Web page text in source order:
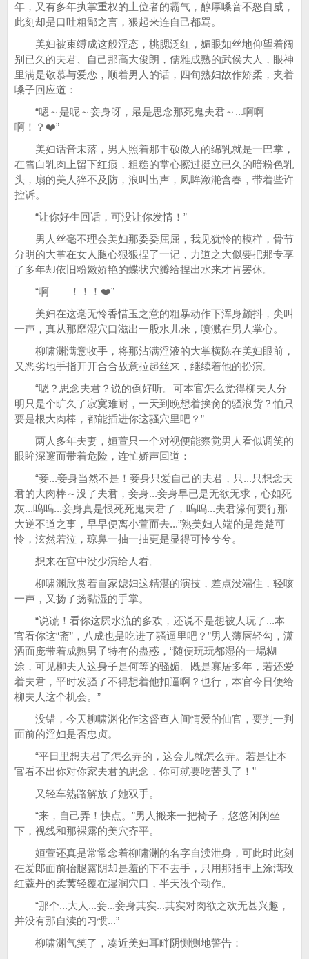
年，又有多年执掌重权的上位者的霸气，醇厚嗓音不怒自威，
此刻却是口吐粗鄙之言，狠起来连自己都骂。
美妇被束缚成这般淫态，桃腮泛红，媚眼如丝地仰望着阔
别已久的夫君、自己那高大俊朗，儒雅成熟的武侯大人，眼神
里满是敬慕与爱恋，顺着男人的话，四旬熟妇故作娇柔，夹着
嗓子回应道：
“嗯～是呢～妾身呀，最是思念那死鬼夫君～...啊啊
啊！？❤️”
美妇话音未落，男人照着那丰硕傲人的绵乳就是一巴掌，
在雪白乳肉上留下红痕，粗糙的掌心擦过挺立已久的暗粉色乳
头，扇的美人猝不及防，浪叫出声，凤眸潋滟含春，带着些许
控诉。
“让你好生回话，可没让你发情！”
男人丝毫不理会美妇那委委屈屈，我见犹怜的模样，骨节
分明的大掌在女人腿心狠狠捏了一记，力道之大似要把那专享
了多年却依旧粉嫩娇艳的蝶状穴瓣给捏出水来才肯罢休。
“啊——！！！❤️”
美妇在这毫无怜香惜玉之意的粗暴动作下浑身颤抖，尖叫
一声，真从那靡湿穴口滋出一股水儿来，喷溅在男人掌心。
柳啸渊满意收手，将那沾满淫液的大掌横陈在美妇眼前，
又恶劣地手指开开合合故意拉起丝来，继续着他的扮演。
“嗯？思念夫君？说的倒好听。可本官怎么觉得柳夫人分
明只是个旷久了寂寞难耐，一天到晚想着挨肏的骚浪货？怕只
要是根大肉棒，都能插进你这骚穴里吧？”
两人多年夫妻，姮萱只一个对视便能察觉男人看似调笑的
眼眸深邃而带着危险，连忙娇声回道：
“妾...妾身当然不是！妾身只爱自己的夫君，只...只想念夫
君的大肉棒～没了夫君，妾身...妾身早已是无欲无求，心如死
灰...呜呜...妾身真是恨死死鬼夫君了，呜呜...夫君缘何要行那
大逆不道之事，早早便离小萱而去...”熟美妇人端的是楚楚可
怜，泫然若泣，琼鼻一抽一抽更是显得可怜兮兮。
想来在宫中没少演给人看。
柳啸渊欣赏着自家媳妇这精湛的演技，差点没端住，轻咳
一声，又扬了扬黏湿的手掌。
“说谎！看你这屄水流的多欢，还说不是想被人玩了...本
官看你这“斋”，八成也是吃进了骚逼里吧？”男人薄唇轻勾，潇
洒面庞带着成熟男子特有的蛊惑，“随便玩玩都湿的一塌糊
涂，可见柳夫人这身子是何等的骚媚。既是寡居多年，若还爱
着夫君，平时发骚了不得想着他扣逼啊？也行，本官今日便给
柳夫人这个机会。”
没错，今天柳啸渊化作这督查人间情爱的仙官，要判一判
面前的淫妇是否忠贞。
“平日里想夫君了怎么弄的，这会儿就怎么弄。若是让本
官看不出你对你家夫君的思念，你可就要吃苦头了！”
又轻车熟路解放了她双手。
“来，自己弄！快点。”男人搬来一把椅子，悠悠闲闲坐
下，视线和那裸露的美穴齐平。
姮萱还真是常常念着柳啸渊的名字自渎泄身，可此时此刻
在爱郎面前抬腿露阴却是羞的下不去手，只用那指甲上涂满玫
红蔻丹的柔荑轻覆在湿润穴口，半天没个动作。
“那个...大人...妾...妾身其实...其实对肉欲之欢无甚兴趣，
并没有那自渎的习惯...”
柳啸渊气笑了，凑近美妇耳畔阴恻恻地警告：